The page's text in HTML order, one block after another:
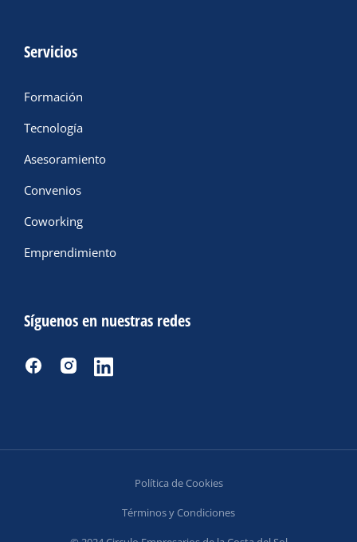
Servicios
Formación
Tecnología
Asesoramiento
Convenios
Coworking
Emprendimiento
Síguenos en nuestras redes
Política de Cookies
Términos y Condiciones